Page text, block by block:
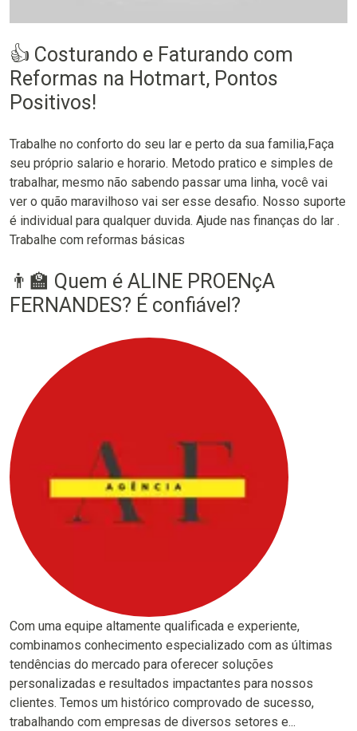
👍 Costurando e Faturando com
Reformas na Hotmart, Pontos
Positivos!
Trabalhe no conforto do seu lar e perto da sua familia,Faça
seu próprio salario e horario. Metodo pratico e simples de
trabalhar, mesmo não sabendo passar uma linha, você vai
ver o quão maravilhoso vai ser esse desafio. Nosso suporte
é individual para qualquer duvida. Ajude nas finanças do lar .
Trabalhe com reformas básicas
👨‍🏫 Quem é ALINE PROENçA
FERNANDES? É confiável?
Com uma equipe altamente qualificada e experiente,
combinamos conhecimento especializado com as últimas
tendências do mercado para oferecer soluções
personalizadas e resultados impactantes para nossos
clientes. Temos um histórico comprovado de sucesso,
trabalhando com empresas de diversos setores e...